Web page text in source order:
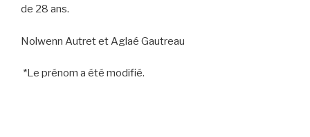
de 28 ans.
Nolwenn Autret et Aglaé Gautreau
*Le prénom a été modifié.